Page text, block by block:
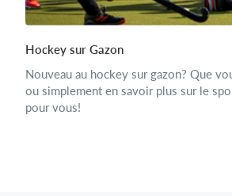
Hockey sur Gazon
Nouveau au hockey sur gazon? Que
ou simplement en savoir plus sur le
pour vous!